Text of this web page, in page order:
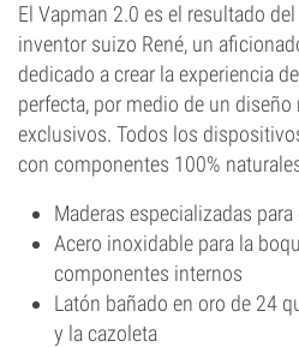
El Vapman 2.0 es el resultado
inventor suizo René, un
dedicado a crear la experiencia
perfecta, por medio de un
exclusivos. Todos los
con componentes 100%
Maderas especializadas para
Acero inoxidable para la
componentes internos
Latón bañado en oro de 24
y la cazoleta